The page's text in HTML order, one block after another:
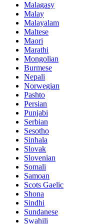
Malagasy
Malay
Malayalam
Maltese
Maori
Marathi
Mongolian
Burmese
Nepali
Norwegian
Pashto
Persian
Punjabi
Serbian
Sesotho
Sinhala
Slovak
Slovenian
Somali
Samoan
Scots Gaelic
Shona
Sindhi
Sundanese
Swahili